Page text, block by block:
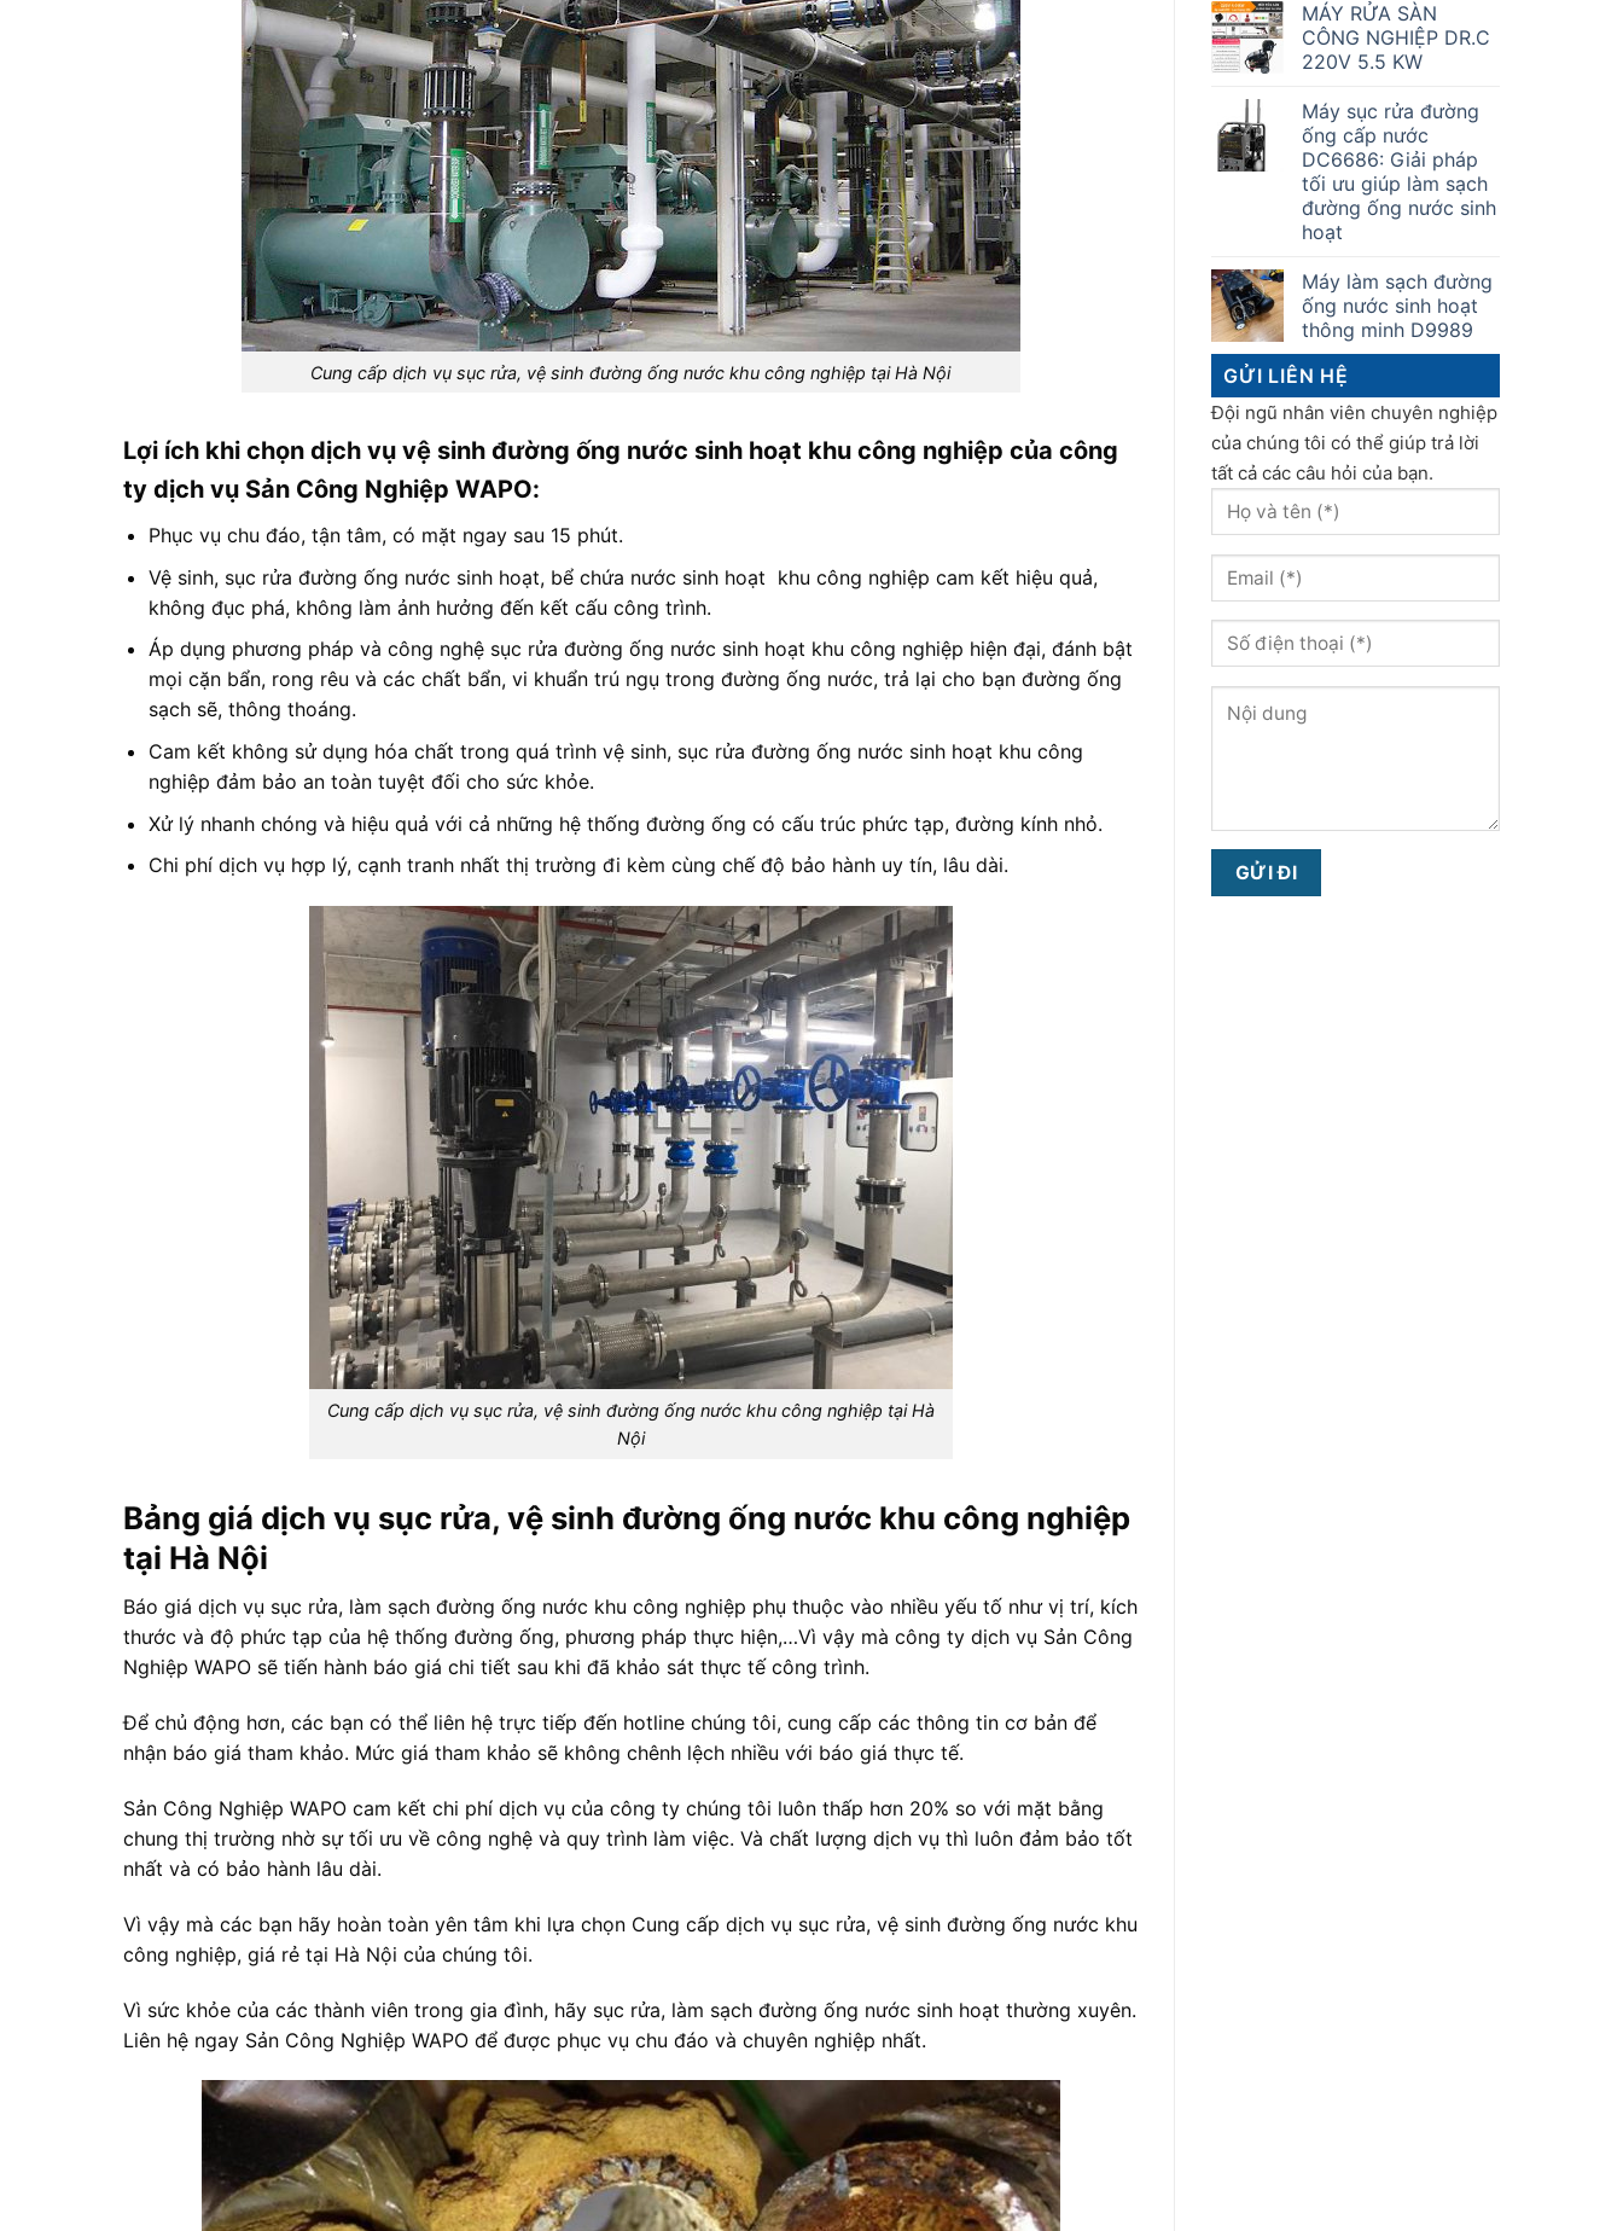
Cung cấp dịch vụ sục rửa, vệ sinh đường ống nước khu công nghiệp tại Hà Nội
Lợi ích khi chọn dịch vụ vệ sinh đường ống nước sinh hoạt khu công nghiệp của công
ty dịch vụ Sản Công Nghiệp WAPO:
Phục vụ chu đáo, tận tâm, có mặt ngay sau 15 phút.
Vệ sinh, sục rửa đường ống nước sinh hoạt, bể chứa nước sinh hoạt khu công nghiệp cam kết hiệu quả,
không đục phá, không làm ảnh hưởng đến kết cấu công trình.
Áp dụng phương pháp và công nghệ sục rửa đường ống nước sinh hoạt khu công nghiệp hiện đại, đánh bật
mọi cặn bẩn, rong rêu và các chất bẩn, vi khuẩn trú ngụ trong đường ống nước, trả lại cho bạn đường ống
sạch sẽ, thông thoáng.
Cam kết không sử dụng hóa chất trong quá trình vệ sinh, sục rửa đường ống nước sinh hoạt khu công
nghiệp đảm bảo an toàn tuyệt đối cho sức khỏe.
Xử lý nhanh chóng và hiệu quả với cả những hệ thống đường ống có cấu trúc phức tạp, đường kính nhỏ.
Chi phí dịch vụ hợp lý, cạnh tranh nhất thị trường đi kèm cùng chế độ bảo hành uy tín, lâu dài.
Cung cấp dịch vụ sục rửa, vệ sinh đường ống nước khu công nghiệp tại Hà
Nội
Bảng giá dịch vụ sục rửa, vệ sinh đường ống nước khu công nghiệp
tại Hà Nội
Báo giá dịch vụ sục rửa, làm sạch đường ống nước khu công nghiệp phụ thuộc vào nhiều yếu tố như vị trí, kích
thước và độ phức tạp của hệ thống đường ống, phương pháp thực hiện,…Vì vậy mà công ty dịch vụ Sản Công
Nghiệp WAPO sẽ tiến hành báo giá chi tiết sau khi đã khảo sát thực tế công trình.
Để chủ động hơn, các bạn có thể liên hệ trực tiếp đến hotline chúng tôi, cung cấp các thông tin cơ bản để
nhận báo giá tham khảo. Mức giá tham khảo sẽ không chênh lệch nhiều với báo giá thực tế.
Sản Công Nghiệp WAPO cam kết chi phí dịch vụ của công ty chúng tôi luôn thấp hơn 20% so với mặt bằng
chung thị trường nhờ sự tối ưu về công nghệ và quy trình làm việc. Và chất lượng dịch vụ thì luôn đảm bảo tốt
nhất và có bảo hành lâu dài.
Vì vậy mà các bạn hãy hoàn toàn yên tâm khi lựa chọn Cung cấp dịch vụ sục rửa, vệ sinh đường ống nước khu
công nghiệp, giá rẻ tại Hà Nội của chúng tôi.
Vì sức khỏe của các thành viên trong gia đình, hãy sục rửa, làm sạch đường ống nước sinh hoạt thường xuyên.
Liên hệ ngay Sản Công Nghiệp WAPO để được phục vụ chu đáo và chuyên nghiệp nhất.
MÁY RỬA SÀN
CÔNG NGHIỆP DR.C
220V 5.5 KW
Máy sục rửa đường
ống cấp nước
DC6686: Giải pháp
tối ưu giúp làm sạch
đường ống nước sinh
hoạt
Máy làm sạch đường
ống nước sinh hoạt
thông minh D9989
GỬI LIÊN HỆ
Đội ngũ nhân viên chuyên nghiệp
của chúng tôi có thể giúp trả lời
tất cả các câu hỏi của bạn.